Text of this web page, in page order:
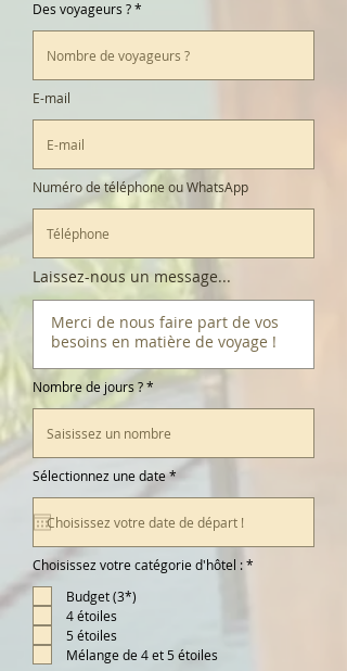
Des voyageurs ?
E-mail
Numéro de téléphone ou WhatsApp
Laissez-nous un message...
Nombre de jours ?
Sélectionnez une date*
q
e
d
Choisissez votre catégorie d'hôtel :*
Budget (3*)
4 étoiles
5 étoiles
Mélange de 4 et 5 étoiles